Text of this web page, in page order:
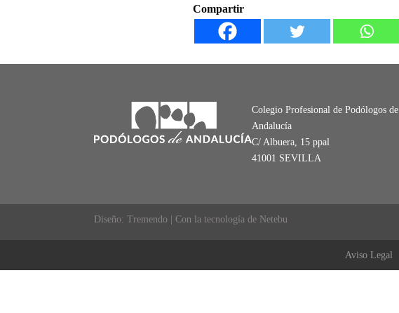
Compartir
Colegio Profesional de Podólogos de
Andalucía
C/ Albuera, 15 ppal
41001 SEVILLA
Diseño: Tremendo | Con la tecnología de Netebu
Aviso Legal